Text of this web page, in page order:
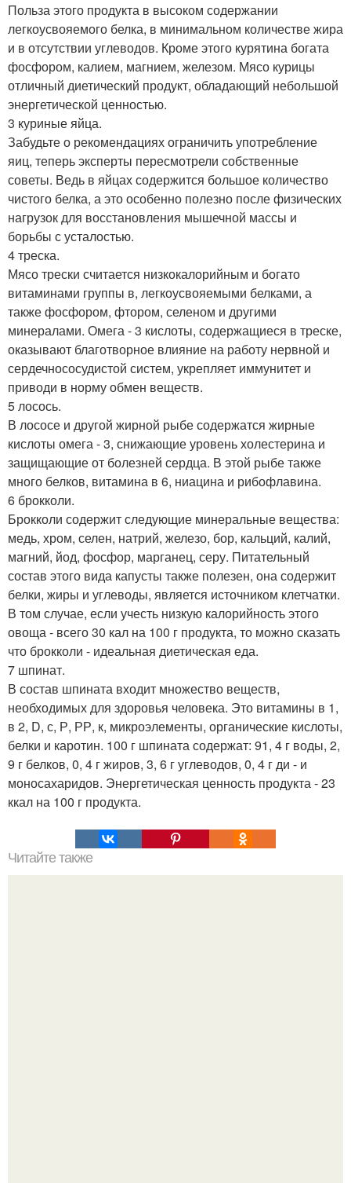
Польза этого продукта в высоком содержании
легкоусвояемого белка, в минимальном количестве жира
и в отсутствии углеводов. Кроме этого курятина богата
фосфором, калием, магнием, железом. Мясо курицы
отличный диетический продукт, обладающий небольшой
энергетической ценностью.
3 куриные яйца.
Забудьте о рекомендациях ограничить употребление
яиц, теперь эксперты пересмотрели собственные
советы. Ведь в яйцах содержится большое количество
чистого белка, а это особенно полезно после физических
нагрузок для восстановления мышечной массы и
борьбы с усталостью.
4 треска.
Мясо трески считается низкокалорийным и богато
витаминами группы в, легкоусвояемыми белками, а
также фосфором, фтором, селеном и другими
минералами. Омега - 3 кислоты, содержащиеся в треске,
оказывают благотворное влияние на работу нервной и
сердечнососудистой систем, укрепляет иммунитет и
приводи в норму обмен веществ.
5 лосось.
В лососе и другой жирной рыбе содержатся жирные
кислоты омега - 3, снижающие уровень холестерина и
защищающие от болезней сердца. В этой рыбе также
много белков, витамина в 6, ниацина и рибофлавина.
6 брокколи.
Брокколи содержит следующие минеральные вещества:
медь, хром, селен, натрий, железо, бор, кальций, калий,
магний, йод, фосфор, марганец, серу. Питательный
состав этого вида капусты также полезен, она содержит
белки, жиры и углеводы, является источником клетчатки.
В том случае, если учесть низкую калорийность этого
овоща - всего 30 кал на 100 г продукта, то можно сказать
что брокколи - идеальная диетическая еда.
7 шпинат.
В состав шпината входит множество веществ,
необходимых для здоровья человека. Это витамины в 1,
в 2, D, с, Р, РР, к, микроэлементы, органические кислоты,
белки и каротин. 100 г шпината содержат: 91, 4 г воды, 2,
9 г белков, 0, 4 г жиров, 3, 6 г углеводов, 0, 4 г ди - и
моносахаридов. Энергетическая ценность продукта - 23
ккал на 100 г продукта.
Читайте также